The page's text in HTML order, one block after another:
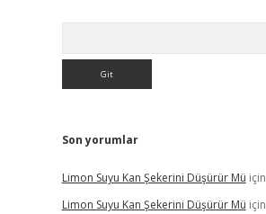
Son yorumlar
Limon Suyu Kan Şekerini Düşürür Mü için
Limon Suyu Kan Şekerini Düşürür Mü için